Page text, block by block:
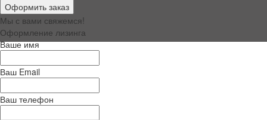
Телефон+7 920 887 83 03
E-mail:info@basemachine.ru
WhatsApp:+7 920 887 83 03
Оформить заказ
Мы с вами свяжемся!
Оформление лизинга
Ваше имя
Ваш Email
Ваш телефон